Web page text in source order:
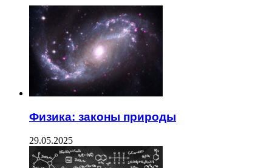
Физика: законы природы
29.05.2025